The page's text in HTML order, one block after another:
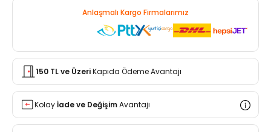
Anlaşmalı Kargo Firmalarımız
150 TL ve ÜzeriKapıda Ödeme Avantajı
Kolayİade ve DeğişimAvantajı